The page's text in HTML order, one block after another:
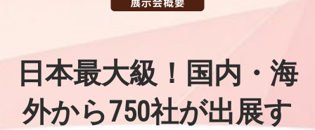
日本最大級！国内・海
外から750社が出展す